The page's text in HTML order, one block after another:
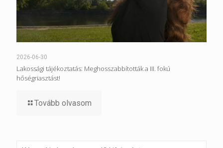
2026-06-30
Lakossági tájékoztatás: Meghosszabbították a III. fokú
hőségriasztást!
Tovább olvasom